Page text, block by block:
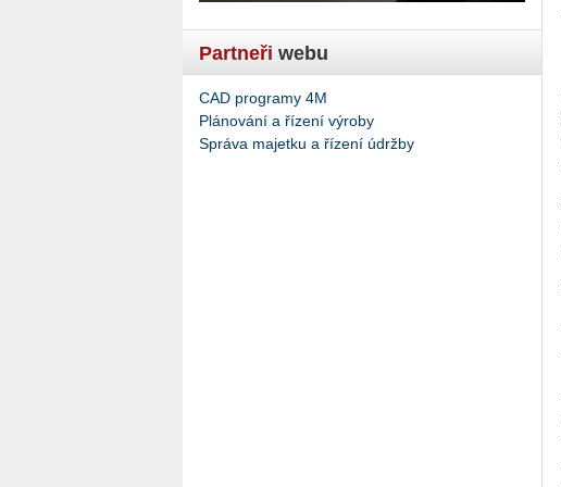
Partneři webu
CAD programy 4M
Plánování a řízení výroby
Správa majetku a řízení údržby